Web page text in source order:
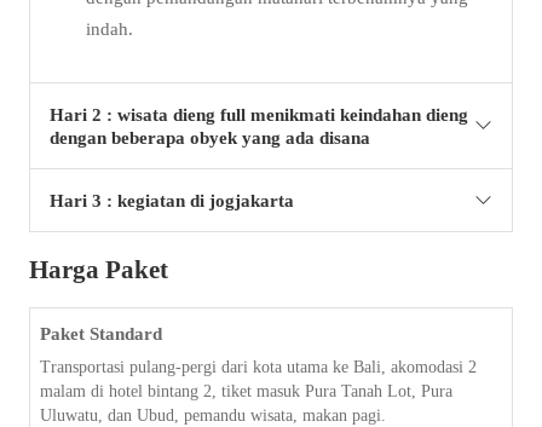
indah.
Hari 2 : wisata dieng full menikmati keindahan dieng
dengan beberapa obyek yang ada disana
Hari 3 : kegiatan di jogjakarta
Harga Paket
Paket Standard
Transportasi pulang-pergi dari kota utama ke Bali, akomodasi 2
malam di hotel bintang 2, tiket masuk Pura Tanah Lot, Pura
Uluwatu, dan Ubud, pemandu wisata, makan pagi.